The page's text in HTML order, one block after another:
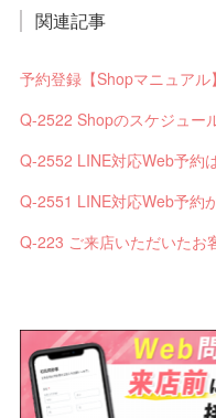
関連記事
予約登録【Shopマニュアル】
Q-223 ご来店いただいたお